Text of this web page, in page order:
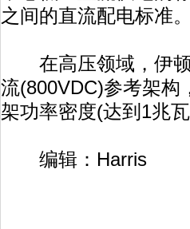
之间的直流配电标准。
在高压领域，伊顿
流(800VDC)参考架构
架功率密度(达到1兆
编辑：Harris